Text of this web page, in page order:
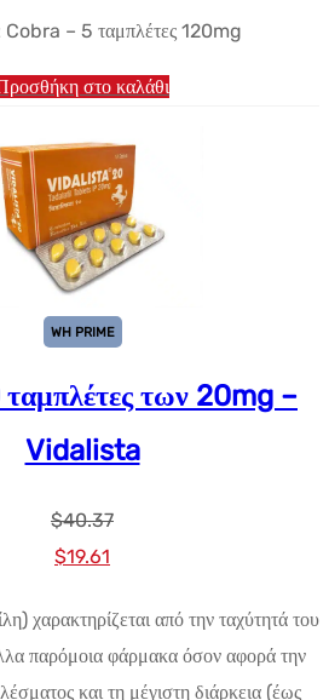
$26.53.τιμή
είναι:
Cobra – 5 ταμπλέτες 120mg
στο καλάθι
WH PRIME
των 20mg –
Vidalista
$40.37
Αρχική
$40.37.
$19.61
τιμή
είναι:
χαρακτηρίζεται από την ταχύτητά του
παρόμοια φάρμακα όσον αφορά την
και τη μέγιστη διάρκεια (έως